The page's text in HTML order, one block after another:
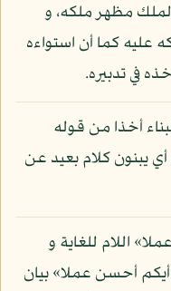
مظهر ملكه، و
عليه كما أن استواءه
في تدبيره.
أخذا من قوله
تعالى: «مما يعرشون:» النحل: - 68 أي يبنون كلام بعيد عن
اللام للغاية و
«أيكم أحسن عملا» بيان